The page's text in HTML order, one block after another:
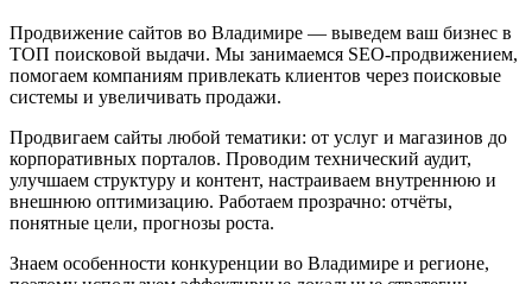
Продвижение сайтов во Владимире — выведем ваш бизнес в
ТОП поисковой выдачи. Мы занимаемся SEO-продвижением,
помогаем компаниям привлекать клиентов через поисковые
системы и увеличивать продажи.
Продвигаем сайты любой тематики: от услуг и магазинов до
корпоративных порталов. Проводим технический аудит,
улучшаем структуру и контент, настраиваем внутреннюю и
внешнюю оптимизацию. Работаем прозрачно: отчёты,
понятные цели, прогнозы роста.
Знаем особенности конкуренции во Владимире и регионе,